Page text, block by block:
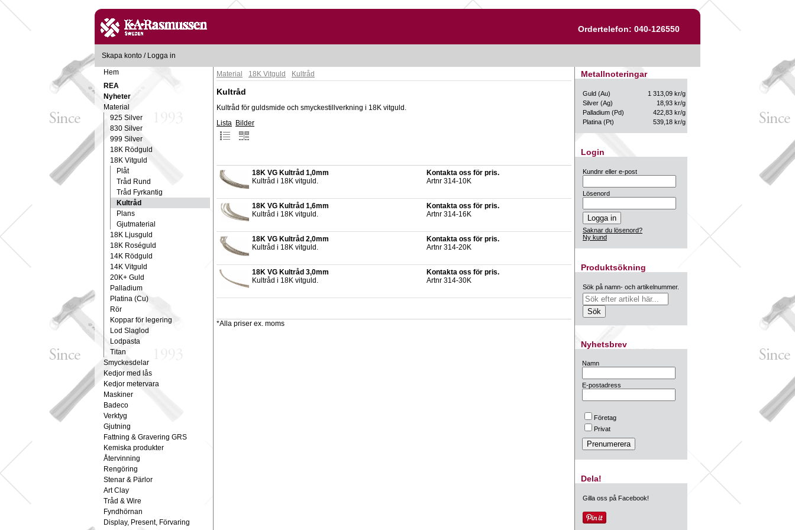
Ordertelefon: 040-126550
Skapa konto / Logga in
Hem
REA
Nyheter
Material
925 Silver
830 Silver
999 Silver
18K Rödguld
18K Vitguld
Plåt
Tråd Rund
Tråd Fyrkantig
Kultråd
Plans
Gjutmaterial
18K Ljusguld
18K Roséguld
14K Rödguld
14K Vitguld
20K+ Guld
Palladium
Platina (Cu)
Rör
Koppar för legering
Lod Slaglod
Lodpasta
Titan
Smyckesdelar
Kedjor med lås
Kedjor metervara
Maskiner
Badeco
Verktyg
Gjutning
Fattning & Gravering GRS
Kemiska produkter
Återvinning
Rengöring
Stenar & Pärlor
Art Clay
Tråd & Wire
Fyndhörnan
Display, Present, Förvaring
Material 18K Vitguld Kultråd
Kultråd
Kultråd för guldsmide och smyckestillverkning i 18K vitguld.
Lista Bilder
18K VG Kultråd 1,0mm
Kultråd i 18K vitguld.
Kontakta oss för pris.
Artnr 314-10K
18K VG Kultråd 1,6mm
Kultråd i 18K vitguld.
Kontakta oss för pris.
Artnr 314-16K
18K VG Kultråd 2,0mm
Kultråd i 18K vitguld.
Kontakta oss för pris.
Artnr 314-20K
18K VG Kultråd 3,0mm
Kultråd i 18K vitguld.
Kontakta oss för pris.
Artnr 314-30K
*Alla priser ex. moms
Metallnoteringar
Guld (Au)
1 313,09 kr/g
Silver (Ag)
18,93 kr/g
Palladium (Pd)
422,83 kr/g
Platina (Pt)
539,18 kr/g
Login
Kundnr eller e-post
Lösenord
Saknar du lösenord?
Ny kund
Produktsökning
Sök på namn- och artikelnummer.
Nyhetsbrev
Namn
E-postadress
Företag
Privat
Dela!
Gilla oss på Facebook!